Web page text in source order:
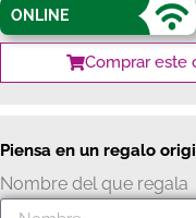
ONLINE
Comprar este
Piensa en un regalo
Nombre del que regala